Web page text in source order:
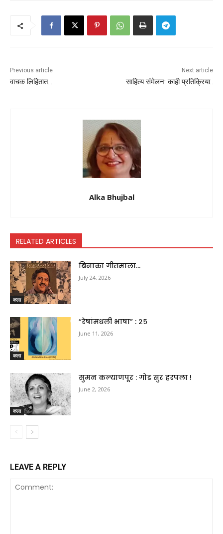
Previous article
वाचक लिहितात…
Next article
साहित्य संमेलन: काही प्रतिक्रिया..
Alka Bhujbal
RELATED ARTICLES
कला
बिनाका गीतमाला…
July 24, 2026
कला
“रेषांमधली भाषा” : २५
June 11, 2026
कला
सुमन कल्याणपूर : गोड सुर हरपला !
June 2, 2026
LEAVE A REPLY